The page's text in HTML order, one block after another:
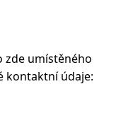
zde umístěného
kontaktní údaje: